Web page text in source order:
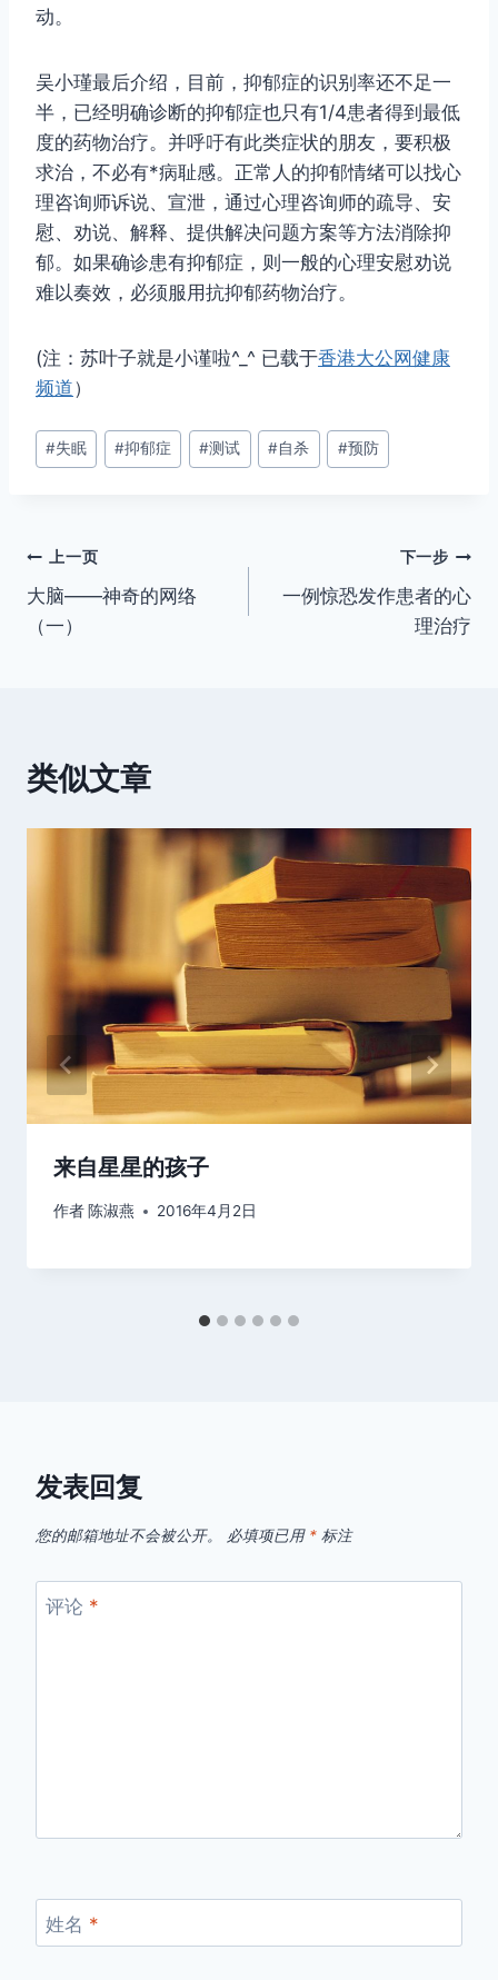
动。
吴小瑾最后介绍，目前，抑郁症的识别率还不足一
半，已经明确诊断的抑郁症也只有1/4患者得到最低
度的药物治疗。并呼吁有此类症状的朋友，要积极
求治，不必有*病耻感。正常人的抑郁情绪可以找心
理咨询师诉说、宣泄，通过心理咨询师的疏导、安
慰、劝说、解释、提供解决问题方案等方法消除抑
郁。如果确诊患有抑郁症，则一般的心理安慰劝说
难以奏效，必须服用抗抑郁药物治疗。
(注：苏叶子就是小谨啦^_^ 已载于香港大公网健康
频道）
文
章
#失眠 #抑郁症 #测试 #自杀 #预防
文
章
上一页
大脑——神奇的网络
（一）
下一步
一例惊恐发作患者的心
理治疗
类似文章
来自星星的孩子
作者 陈淑燕 2016年4月2日
发表回复
您的邮箱地址不会被公开。 必填项已用 * 标注
评论 *
姓名 *